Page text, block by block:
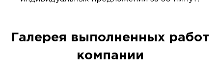
Галерея выполненных работ
компании